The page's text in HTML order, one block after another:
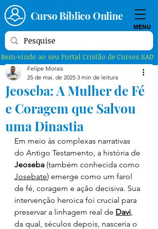
Curso Bíblico Online
MENU
Bem-vindo ao seu Portal Cristão de Cursos EAD
Jeoseba: A Mulher de Fé
e Coragem que Salvou
uma Dinastia
Felipe Morais
25 de mai. de 2025 3 min de leitura
Em meio às complexas narrativas
do Antigo Testamento, a história de
Jeoseba (também conhecida como
Josebate) emerge como um farol
de fé, coragem e ação decisiva. Sua
intervenção heroica foi crucial para
preservar a linhagem real de Davi,
da qual, séculos depois, nasceria o